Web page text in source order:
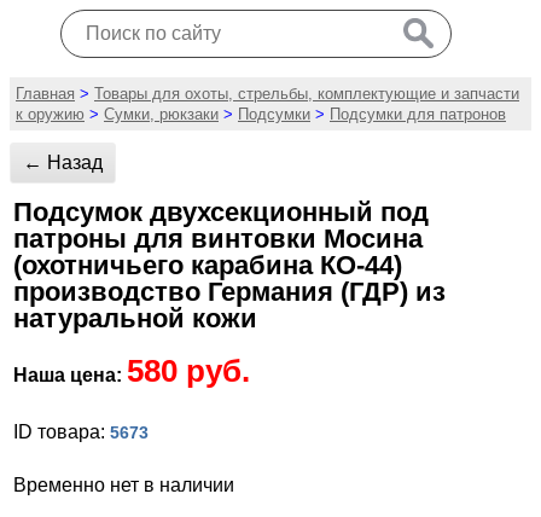
Главная > Товары для охоты, стрельбы, комплектующие и запчасти
к оружию > Сумки, рюкзаки > Подсумки > Подсумки для патронов
← Назад
Подсумок двухсекционный под
патроны для винтовки Мосина
(охотничьего карабина КО-44)
производство Германия (ГДР) из
натуральной кожи
Наша цена: 580 руб.
ID товара: 5673
Временно нет в наличии